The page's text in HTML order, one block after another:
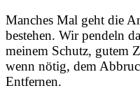
Manches Mal geht die
bestehen. Wir pendeln
meinem Schutz, gutem
wenn nötig, dem
Entfernen.